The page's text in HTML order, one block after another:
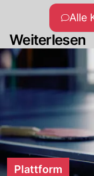
keinen teuren
Alle
Weiterlesen
Plattform